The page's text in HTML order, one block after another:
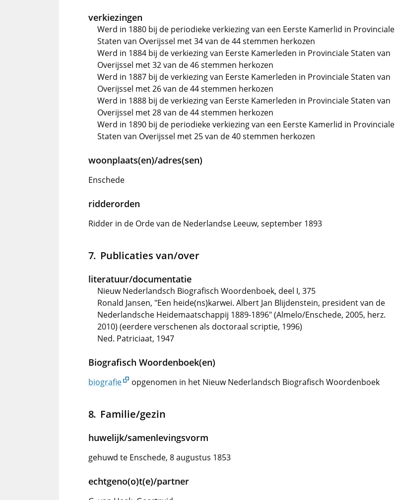
verkiezingen
Werd in 1880 bij de periodieke verkiezing van een Eerste Kamerlid in Provinciale
Staten van Overijssel met 34 van de 44 stemmen herkozen
Werd in 1884 bij de verkiezing van Eerste Kamerleden in Provinciale Staten van
Overijssel met 32 van de 46 stemmen herkozen
Werd in 1887 bij de verkiezing van Eerste Kamerleden in Provinciale Staten van
Overijssel met 26 van de 44 stemmen herkozen
Werd in 1888 bij de verkiezing van Eerste Kamerleden in Provinciale Staten van
Overijssel met 28 van de 44 stemmen herkozen
Werd in 1890 bij de periodieke verkiezing van een Eerste Kamerlid in Provinciale
Staten van Overijssel met 25 van de 40 stemmen herkozen
woonplaats(en)/adres(sen)
Enschede
ridderorden
Ridder in de Orde van de Nederlandse Leeuw, september 1893
Publicaties van/over
literatuur/documentatie
Nieuw Nederlandsch Biografisch Woordenboek, deel I, 375
Ronald Jansen, "Een heide(ns)karwei. Albert Jan Blijdenstein, president van de
Nederlandsche Heidemaatschappij 1889-1896" (Almelo/Enschede, 2005, herz.
2010) (eerdere verschenen als doctoraal scriptie, 1996)
Ned. Patriciaat, 1947
Biografisch Woordenboek(en)
biografie opgenomen in het Nieuw Nederlandsch Biografisch Woordenboek
Familie/gezin
huwelijk/samenlevingsvorm
gehuwd te Enschede, 8 augustus 1853
echtgeno(o)t(e)/partner